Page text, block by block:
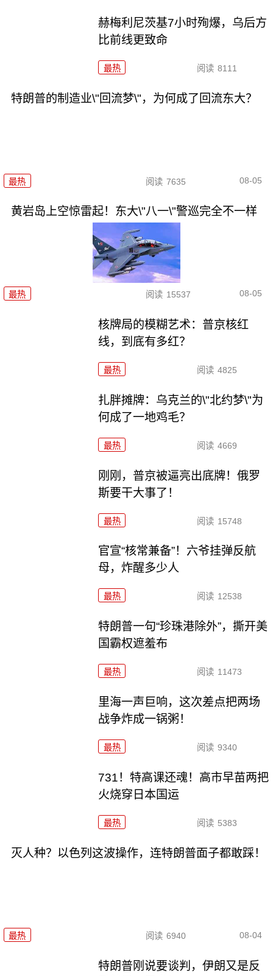
赫梅利尼茨基7小时殉爆，乌后方
比前线更致命
最热 阅读 8111
特朗普的制造业\"回流梦\"，为何成了回流东大？
最热 阅读 7635 08-05
黄岩岛上空惊雷起！东大\"八一\"警巡完全不一样
最热 阅读 15537 08-05
核牌局的模糊艺术：普京核红
线，到底有多红？
最热 阅读 4825
扎胖摊牌：乌克兰的\"北约梦\"为
何成了一地鸡毛？
最热 阅读 4669
刚刚，普京被逼亮出底牌！俄罗
斯要干大事了！
最热 阅读 15748
官宣“核常兼备”！六爷挂弹反航
母，炸醒多少人
最热 阅读 12538
特朗普一句“珍珠港除外”，撕开美
国霸权遮羞布
最热 阅读 11473
里海一声巨响，这次差点把两场
战争炸成一锅粥！
最热 阅读 9340
731！特高课还魂！高市早苗两把
火烧穿日本国运
最热 阅读 5383
灭人种？以色列这波操作，连特朗普面子都敢踩！
最热 阅读 6940 08-04
特朗普刚说要谈判，伊朗又是反